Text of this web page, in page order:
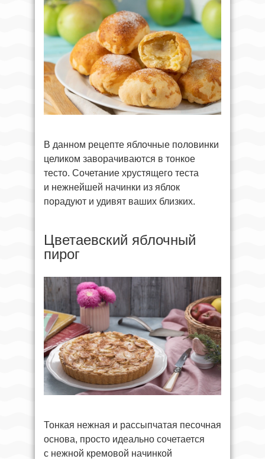
В данном рецепте яблочные половинки
целиком заворачиваются в тонкое
тесто. Сочетание хрустящего теста
и нежнейшей начинки из яблок
порадуют и удивят ваших близких.
Цветаевский яблочный
пирог
Тонкая нежная и рассыпчатая песочная
основа, просто идеально сочетается
с нежной кремовой начинкой